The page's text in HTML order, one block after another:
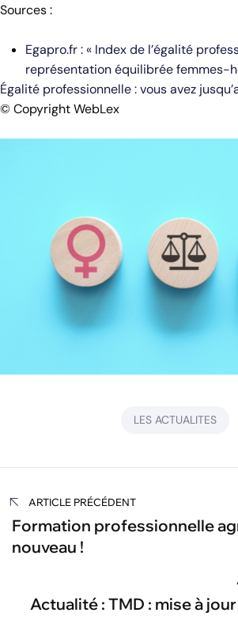
Sources :
Egapro.fr : « Index de l’égalité
représentation équilibrée femmes-
Égalité professionnelle : vous avez
© Copyright WebLex
LES ACTUALITES
Navigation
de
l’article
ARTICLE PRÉCÉDENT
Formation professionnelle
nouveau !
Actualité : TMD : mise à